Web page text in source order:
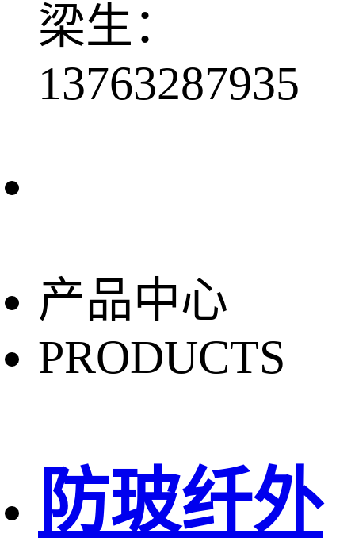
梁生：
13763287935
产品中心
PRODUCTS
防玻纤外